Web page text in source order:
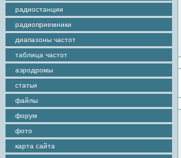
радиостанции
радиоприемники
диапазоны частот
таблица частот
аэродромы
статьи
файлы
форум
фото
карта сайта